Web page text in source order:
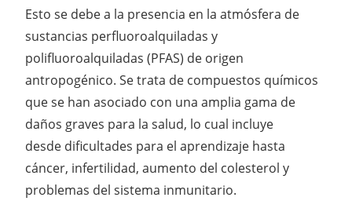
Esto se debe a la presencia en la atmósfera de
sustancias perfluoroalquiladas y
polifluoroalquiladas (PFAS) de origen
antropogénico. Se trata de compuestos químicos
que se han asociado con una amplia gama de
daños graves para la salud, lo cual incluye
desde dificultades para el aprendizaje hasta
cáncer, infertilidad, aumento del colesterol y
problemas del sistema inmunitario.